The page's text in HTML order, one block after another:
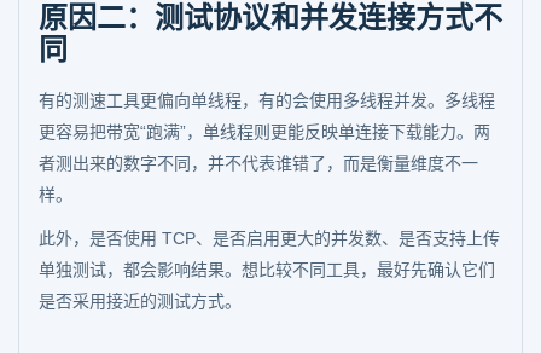
原因二：测试协议和并发连接方式不
同
有的测速工具更偏向单线程，有的会使用多线程并发。多线程
更容易把带宽“跑满”，单线程则更能反映单连接下载能力。两
者测出来的数字不同，并不代表谁错了，而是衡量维度不一
样。
此外，是否使用 TCP、是否启用更大的并发数、是否支持上传
单独测试，都会影响结果。想比较不同工具，最好先确认它们
是否采用接近的测试方式。